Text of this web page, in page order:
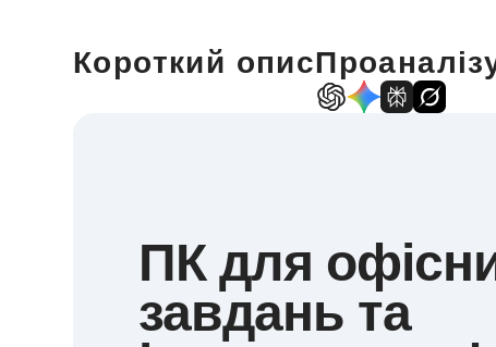
Короткий опис
ПК для
завдань та